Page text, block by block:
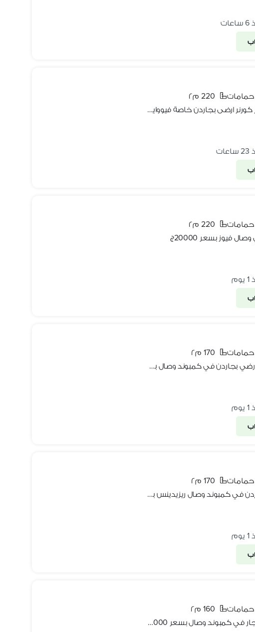
220 م٢
شقة للإيجار قانون وصال فيوز كورنر ارضى بجاردن خاصة فيووايد جاردن اول سكن
220 م٢
فيوز بسعر 20000ج
170 م٢
شقه 3 غرف للايجار مفروش ارضي بجاردن في كمبوند وصال بسعر 25000
170 م٢
شقه 170 م للايجار ارضي بجاردن في كمبوند وصال ريزيدينس بسعر 15000
160 م٢
شقه 160 فيو وايد جاردن للايجار في كمبوند وصال بسعر 12000 ج